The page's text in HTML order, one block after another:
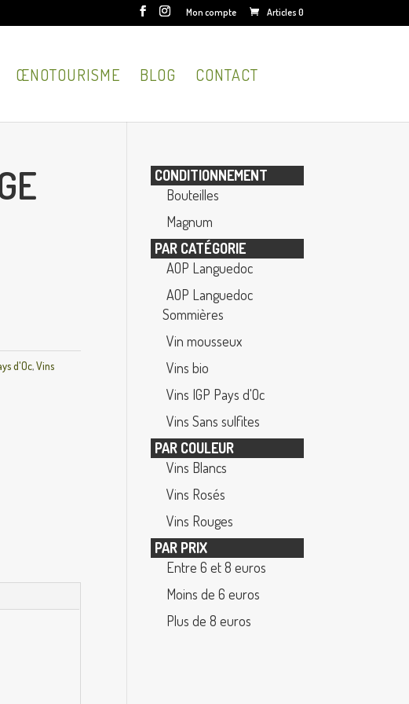
Mon compte Articles 0
ŒNOTOURISME BLOG CONTACT
d'Oc,Vins
CONDITIONNEMENT
Bouteilles
Magnum
PAR CATÉGORIE
AOP Languedoc
AOP Languedoc
Sommières
Vin mousseux
Vins bio
Vins IGP Pays d'Oc
Vins Sans sulfites
PAR COULEUR
Vins Blancs
Vins Rosés
Vins Rouges
PAR PRIX
Entre 6 et 8 euros
Moins de 6 euros
Plus de 8 euros